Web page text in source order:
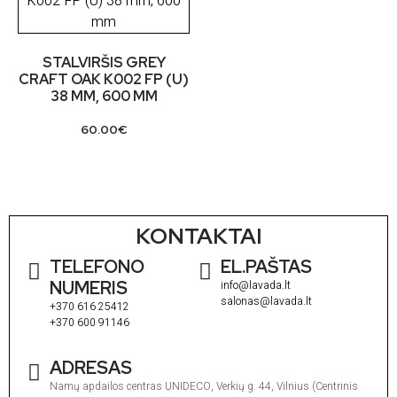
STALVIRŠIS GREY
CRAFT OAK K002 FP (U)
38 MM, 600 MM
60.00€
KONTAKTAI
TELEFONO
NUMERIS
+370 616 25412
+370 600 91146
EL.PAŠTAS
info@lavada.lt
salonas@lavada.lt
ADRESAS
Namų apdailos centras UNIDECO, Verkių g. 44, Vilnius (Centrinis